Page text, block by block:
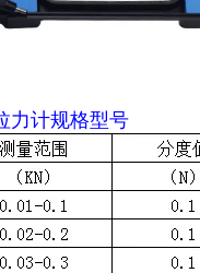
力计规格型号